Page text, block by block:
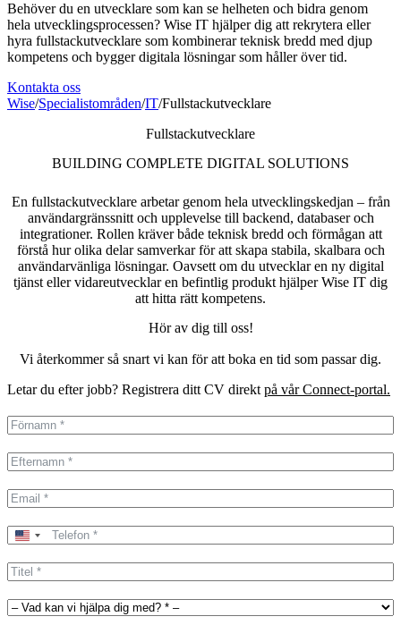
Behöver du en utvecklare som kan se helheten och bidra genom
hela utvecklingsprocessen? Wise IT hjälper dig att rekrytera eller
hyra fullstackutvecklare som kombinerar teknisk bredd med djup
kompetens och bygger digitala lösningar som håller över tid.
Kontakta oss
Wise/Specialistområden/IT/Fullstackutvecklare
Fullstackutvecklare
BUILDING COMPLETE DIGITAL SOLUTIONS
En fullstackutvecklare arbetar genom hela utvecklingskedjan – från
användargränssnitt och upplevelse till backend, databaser och
integrationer. Rollen kräver både teknisk bredd och förmågan att
förstå hur olika delar samverkar för att skapa stabila, skalbara och
användarvänliga lösningar. Oavsett om du utvecklar en ny digital
tjänst eller vidareutvecklar en befintlig produkt hjälper Wise IT dig
att hitta rätt kompetens.
Hör av dig till oss!
Vi återkommer så snart vi kan för att boka en tid som passar dig.
Letar du efter jobb? Registrera ditt CV direkt på vår Connect-portal.
United
+1